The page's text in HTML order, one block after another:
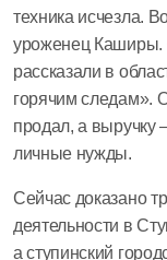
техника исчезла.
уроженец Каширы.
рассказали в
горячим следам».
продал, а выручку
личные нужды.
Сейчас доказано
деятельности в
а ступинский